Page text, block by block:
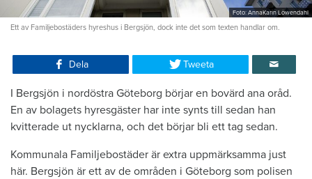
Foto: AnnaKarin Löwendahl
Ett av Familjebostäders hyreshus i Bergsjön, dock inte det som texten handlar om.
Dela Tweeta
I Bergsjön i nordöstra Göteborg börjar en bovärd ana oråd.
En av bolagets hyresgäster har inte synts till sedan han
kvitterade ut nycklarna, och det börjar bli ett tag sedan.
Kommunala Familjebostäder är extra uppmärksamma just
här. Bergsjön är ett av de områden i Göteborg som polisen